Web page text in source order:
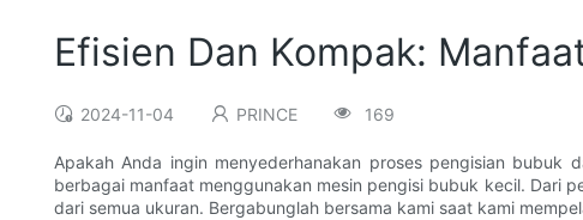
Efisien Dan Kompak:
2024-11-04 PRINCE 169
Apakah Anda ingin menyederhanakan proses pengisian
berbagai manfaat menggunakan mesin pengisi bubuk kecil. Dari
dari semua ukuran. Bergabunglah bersama kami saat kami